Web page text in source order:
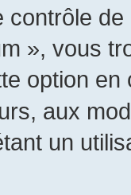
», vous
option
aux
un